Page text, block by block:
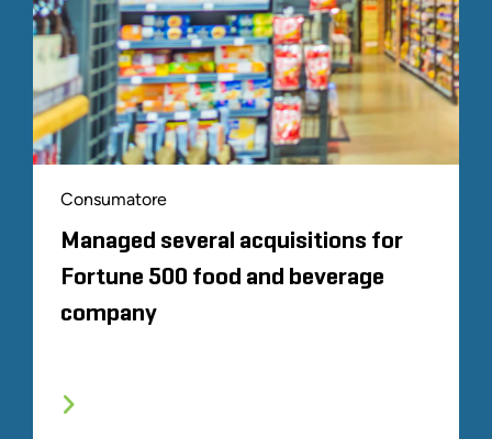
Consumatore
Managed several acquisitions for
Fortune 500 food and beverage
company